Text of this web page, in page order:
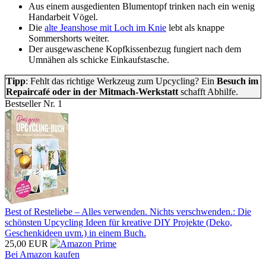
Aus einem ausgedienten Blumentopf trinken nach ein wenig
Handarbeit Vögel.
Die alte Jeanshose mit Loch im Knie lebt als knappe
Sommershorts weiter.
Der ausgewaschene Kopfkissenbezug fungiert nach dem
Umnähen als schicke Einkaufstasche.
Tipp: Fehlt das richtige Werkzeug zum Upcycling? Ein Besuch im
Repaircafé oder in der Mitmach-Werkstatt schafft Abhilfe.
Bestseller Nr. 1
Best of Resteliebe – Alles verwenden. Nichts verschwenden.: Die
schönsten Upcycling Ideen für kreative DIY Projekte (Deko,
Geschenkideen uvm.) in einem Buch.
25,00 EUR
Bei Amazon kaufen